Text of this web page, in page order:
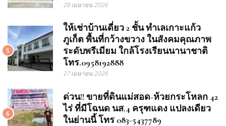
28 เมษายน 2026
5
ให้เช่าบ้านเดี่ยว 2 ชั้น ทำเลเกาะแก้ว
ภูเก็ต พื้นที่กว้างขวาง ในสังคมคุณภาพ
ระดับพรีเมียม ใกล้โรงเรียนนานาชาติ
โทร.0958192888
27 เมษายน 2026
6
ด่วน!! ขายที่ดินแม่สอด-ห้วยกระโหลก 42
ไร่ ที่มีโฉนด นส.4 ครุฑแดง แปลงเดียว
ในย่านนี้ โทร 083-5437789